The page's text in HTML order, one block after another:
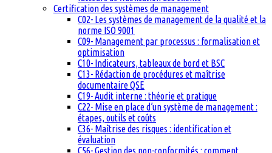
Certification des systèmes de management
C02- Les systèmes de management de la qualité et la
norme ISO 9001
C09- Management par processus : formalisation et
optimisation
C10- Indicateurs, tableaux de bord et BSC
C13- Rédaction de procédures et maîtrise
documentaire QSE
C19- Audit interne : théorie et pratique
C22- Mise en place d’un système de management :
étapes, outils et coûts
C36- Maîtrise des risques : identification et
évaluation
C56- Gestion des non-conformités : comment